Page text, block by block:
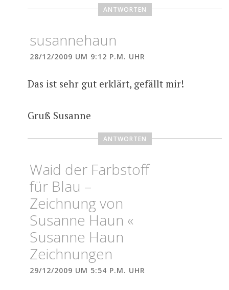
ANTWORTEN
susannehaun
28/12/2009 UM 9:12 P.M. UHR
Das ist sehr gut erklärt, gefällt mir!
Gruß Susanne
ANTWORTEN
Waid der Farbstoff
für Blau –
Zeichnung von
Susanne Haun «
Susanne Haun
Zeichnungen
29/12/2009 UM 5:54 P.M. UHR